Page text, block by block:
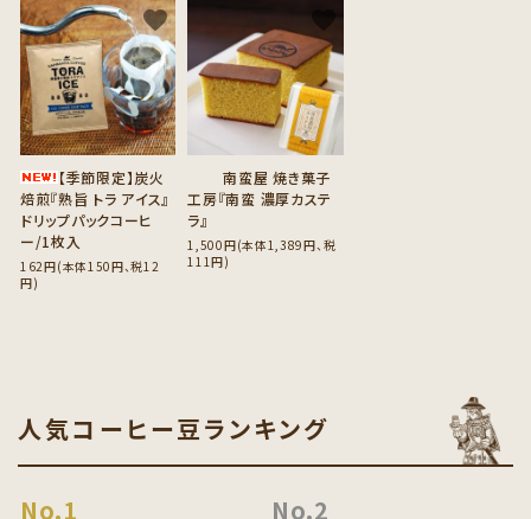
【季節限定】炭火
焙煎『熟旨 トラ アイス』
ドリップパックコーヒ
ー/1枚入
162円(本体150円、税12
円)
favorite
南蛮屋 焼き菓子
工房『南蛮 濃厚カステ
ラ』
1,500円(本体1,389円、税
111円)
favorite
人気コーヒー豆ランキング